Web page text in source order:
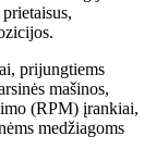
prijungtiems
mašinos,
(RPM) įrankiai,
medžiagoms